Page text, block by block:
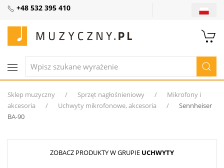
+48 532 395 410
Sklep muzyczny Sprzęt nagłośnieniowy
Mikrofony i
akcesoria
Uchwyty mikrofonowe, akcesoria
Sennheiser
BA-90
ZOBACZ PRODUKTY W GRUPIE UCHWYTY